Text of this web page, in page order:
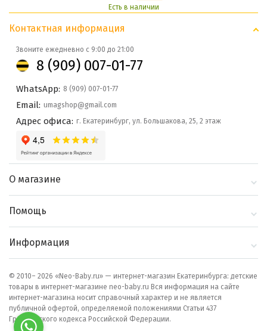
Есть в наличии
Контактная информация
Звоните ежедневно с 9:00 до 21:00
8 (909) 007-01-77
WhatsApp: 8 (909) 007-01-77
Email: umagshop@gmail.com
Адрес офиса: г. Екатеринбург, ул. Большакова, 25, 2 этаж
О магазине
Блог
Помощь
Как сделать заказ
Информация
© 2010– 2026 «Neo-Baby.ru» — интернет-магазин Екатеринбурга: детские
товары в интернет-магазине neo-baby.ru Вся информация на сайте
интернет-магазина носит справочный характер и не является
публичной офертой, определяемой положениями Статьи 437
Гражданского кодекса Российской Федерации.